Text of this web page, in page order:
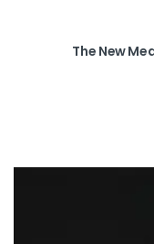
The New